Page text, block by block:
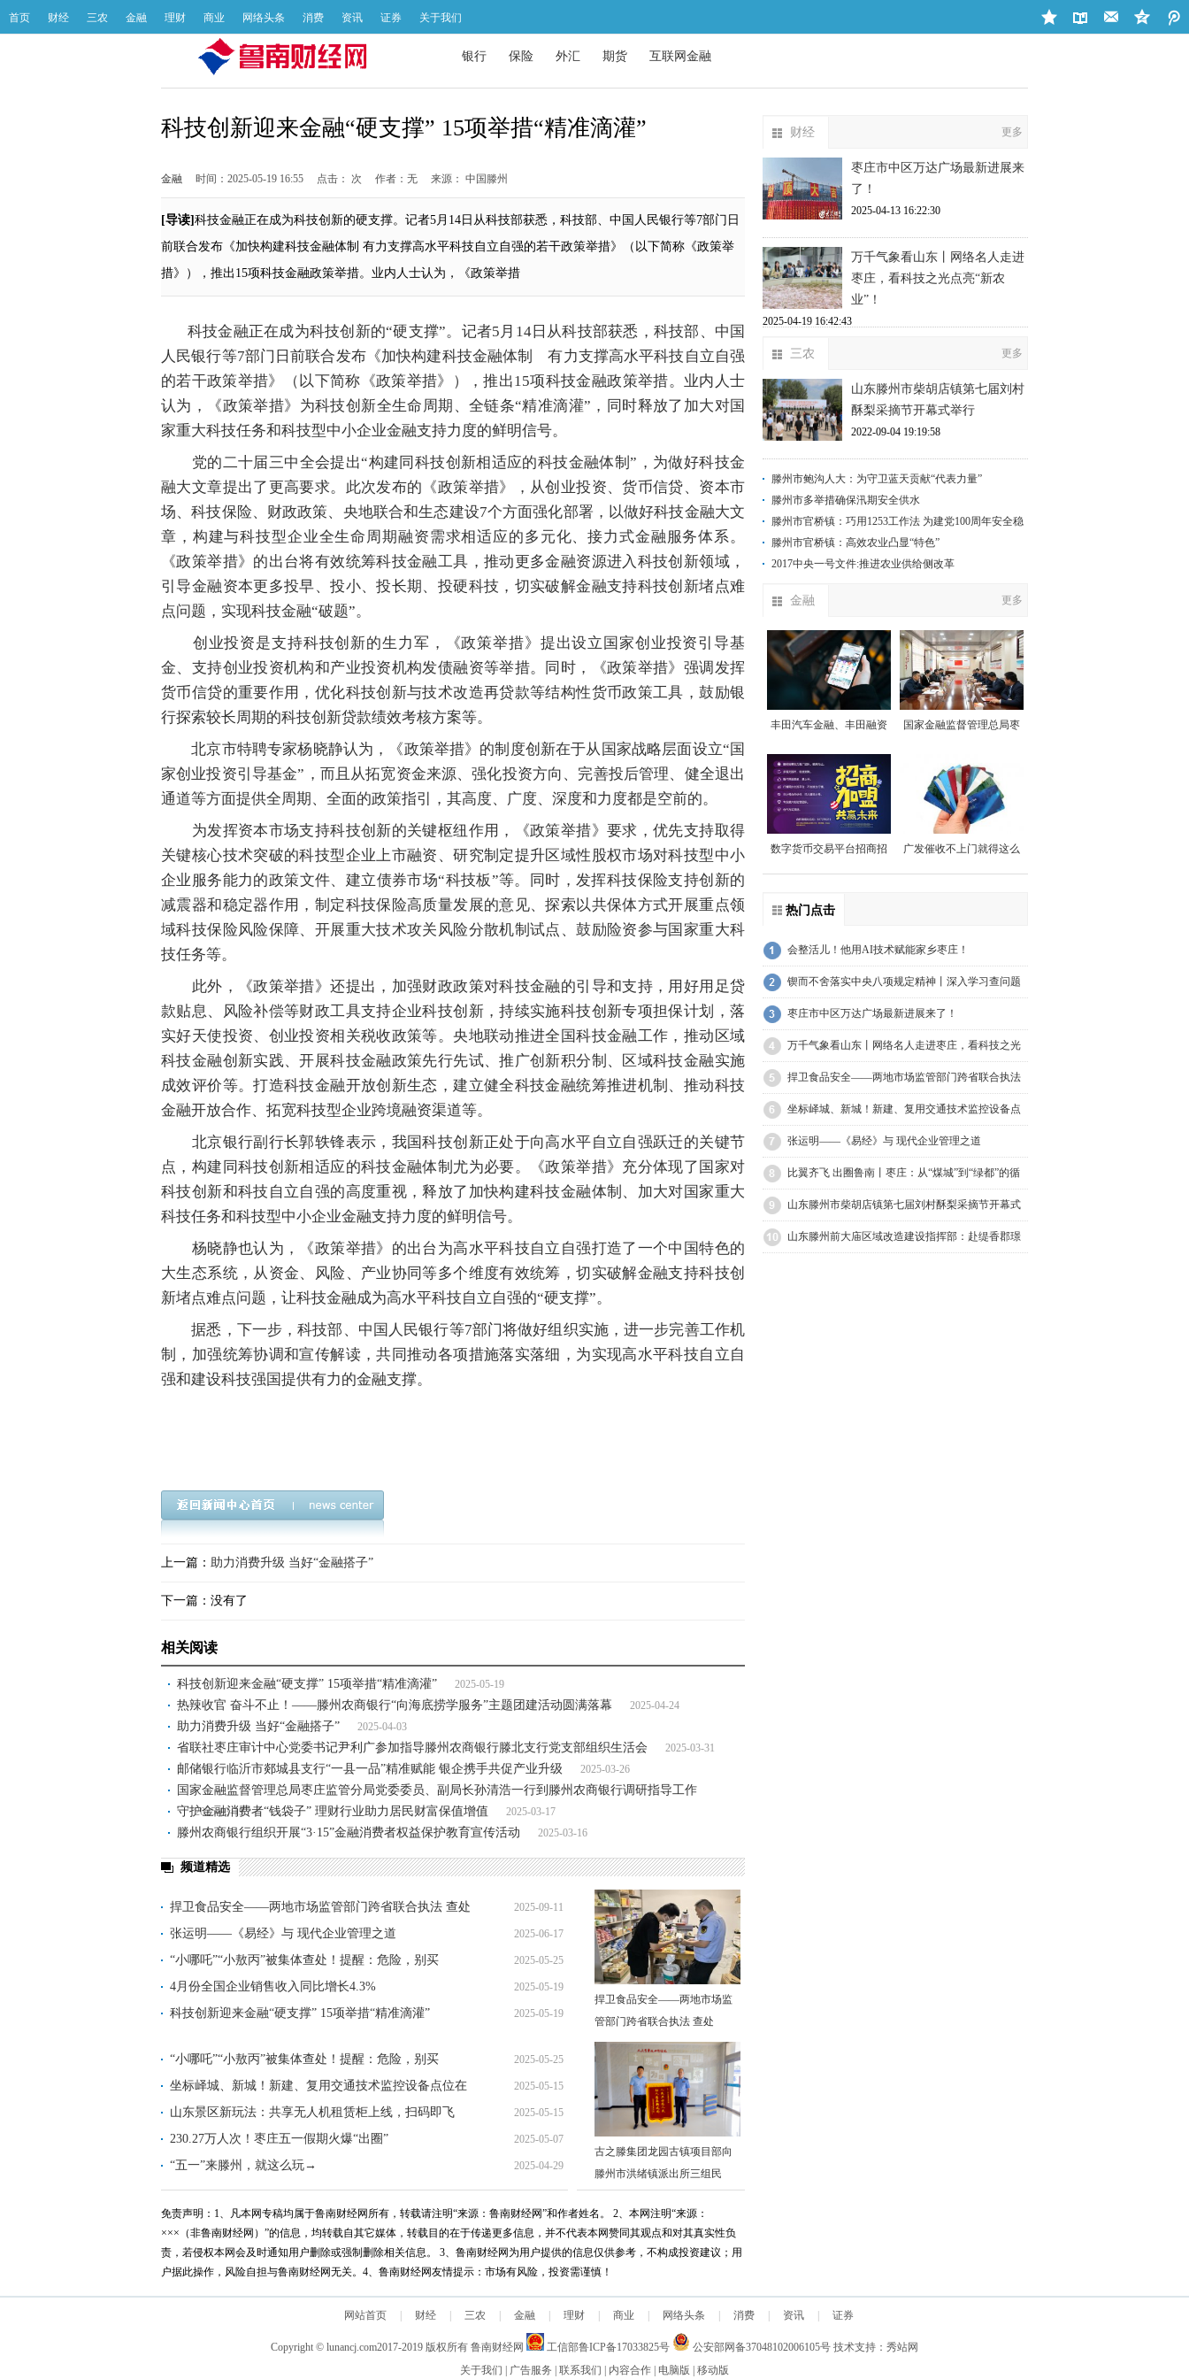
首页 财经 三农 金融 理财 商业 网络头条 消费 资讯 证券 关于我们
银行 保险 外汇 期货 互联网金融
科技创新迎来金融“硬支撑” 15项举措“精准滴灌”
金融 时间：2025-05-19 16:55 点击： 次 作者：无 来源： 中国滕州
[导读] 科技金融正在成为科技创新的硬支撑。记者5月14日从科技部获悉，科技部、中国人民银行等7部门日
前联合发布《加快构建科技金融体制 有力支撑高水平科技自立自强的若干政策举措》（以下简称《政策举
措》），推出15项科技金融政策举措。业内人士认为，《政策举措
科技金融正在成为科技创新的“硬支撑”。记者5月14日从科技部获悉，科技部、中国
人民银行等7部门日前联合发布《加快构建科技金融体制 有力支撑高水平科技自立自强
的若干政策举措》（以下简称《政策举措》），推出15项科技金融政策举措。业内人士
认为，《政策举措》为科技创新全生命周期、全链条“精准滴灌”，同时释放了加大对国
家重大科技任务和科技型中小企业金融支持力度的鲜明信号。
党的二十届三中全会提出“构建同科技创新相适应的科技金融体制”，为做好科技金
融大文章提出了更高要求。此次发布的《政策举措》，从创业投资、货币信贷、资本市
场、科技保险、财政政策、央地联合和生态建设7个方面强化部署，以做好科技金融大文
章，构建与科技型企业全生命周期融资需求相适应的多元化、接力式金融服务体系。
《政策举措》的出台将有效统筹科技金融工具，推动更多金融资源进入科技创新领域，
引导金融资本更多投早、投小、投长期、投硬科技，切实破解金融支持科技创新堵点难
点问题，实现科技金融“破题”。
创业投资是支持科技创新的生力军，《政策举措》提出设立国家创业投资引导基
金、支持创业投资机构和产业投资机构发债融资等举措。同时，《政策举措》强调发挥
货币信贷的重要作用，优化科技创新与技术改造再贷款等结构性货币政策工具，鼓励银
行探索较长周期的科技创新贷款绩效考核方案等。
北京市特聘专家杨晓静认为，《政策举措》的制度创新在于从国家战略层面设立“国
家创业投资引导基金”，而且从拓宽资金来源、强化投资方向、完善投后管理、健全退出
通道等方面提供全周期、全面的政策指引，其高度、广度、深度和力度都是空前的。
为发挥资本市场支持科技创新的关键枢纽作用，《政策举措》要求，优先支持取得
关键核心技术突破的科技型企业上市融资、研究制定提升区域性股权市场对科技型中小
企业服务能力的政策文件、建立债券市场“科技板”等。同时，发挥科技保险支持创新的
减震器和稳定器作用，制定科技保险高质量发展的意见、探索以共保体方式开展重点领
域科技保险风险保障、开展重大技术攻关风险分散机制试点、鼓励险资参与国家重大科
技任务等。
此外，《政策举措》还提出，加强财政政策对科技金融的引导和支持，用好用足贷
款贴息、风险补偿等财政工具支持企业科技创新，持续实施科技创新专项担保计划，落
实好天使投资、创业投资相关税收政策等。央地联动推进全国科技金融工作，推动区域
科技金融创新实践、开展科技金融政策先行先试、推广创新积分制、区域科技金融实施
成效评价等。打造科技金融开放创新生态，建立健全科技金融统筹推进机制、推动科技
金融开放合作、拓宽科技型企业跨境融资渠道等。
北京银行副行长郭轶锋表示，我国科技创新正处于向高水平自立自强跃迁的关键节
点，构建同科技创新相适应的科技金融体制尤为必要。《政策举措》充分体现了国家对
科技创新和科技自立自强的高度重视，释放了加快构建科技金融体制、加大对国家重大
科技任务和科技型中小企业金融支持力度的鲜明信号。
杨晓静也认为，《政策举措》的出台为高水平科技自立自强打造了一个中国特色的
大生态系统，从资金、风险、产业协同等多个维度有效统筹，切实破解金融支持科技创
新堵点难点问题，让科技金融成为高水平科技自立自强的“硬支撑”。
据悉，下一步，科技部、中国人民银行等7部门将做好组织实施，进一步完善工作机
制，加强统筹协调和宣传解读，共同推动各项措施落实落细，为实现高水平科技自立自
强和建设科技强国提供有力的金融支撑。
上一篇： 助力消费升级 当好“金融搭子”
下一篇：没有了
相关阅读
科技创新迎来金融“硬支撑” 15项举措“精准滴灌” 2025-05-19
热辣收官 奋斗不止！——滕州农商银行“向海底捞学服务”主题团建活动圆满落幕 2025-04-24
助力消费升级 当好“金融搭子” 2025-04-03
省联社枣庄审计中心党委书记尹利广参加指导滕州农商银行滕北支行党支部组织生活会 2025-03-31
邮储银行临沂市郯城县支行“一县一品”精准赋能 银企携手共促产业升级 2025-03-26
国家金融监督管理总局枣庄监管分局党委委员、副局长孙清浩一行到滕州农商银行调研指导工作
2025-03-19
守护金融消费者“钱袋子” 理财行业助力居民财富保值增值 2025-03-17
滕州农商银行组织开展“3·15”金融消费者权益保护教育宣传活动 2025-03-16
频道精选
捍卫食品安全——两地市场监管部门跨省联合执法 查处 2025-09-11
17:53:29
张运明——《易经》与 现代企业管理之道 2025-06-17
17:57:01
“小哪吒”“小敖丙”被集体查处！提醒：危险，别买 2025-05-25
16:22:49
4月份全国企业销售收入同比增长4.3% 2025-05-19
17:02:57
科技创新迎来金融“硬支撑” 15项举措“精准滴灌” 2025-05-19
“小哪吒”“小敖丙”被集体查处！提醒：危险，别买 2025-05-25
16:22:49
坐标峄城、新城！新建、复用交通技术监控设备点位在
这
2025-05-15
17:04:09
山东景区新玩法：共享无人机租赁柜上线，扫码即飞 2025-05-15
16:53:14
230.27万人次！枣庄五一假期火爆“出圈” 2025-05-07
15:29:17
“五一”来滕州，就这么玩→ 2025-04-29
11:37:55
捍卫食品安全——两地市场监
管部门跨省联合执法 查处
古之滕集团龙园古镇项目部向
滕州市洪绪镇派出所三组民
免责声明：1、凡本网专稿均属于鲁南财经网所有，转载请注明“来源：鲁南财经网”和作者姓名。 2、本网注明“来源：
×××（非鲁南财经网）”的信息，均转载自其它媒体，转载目的在于传递更多信息，并不代表本网赞同其观点和对其真实性负
责，若侵权本网会及时通知用户删除或强制删除相关信息。 3、鲁南财经网为用户提供的信息仅供参考，不构成投资建议；用
户据此操作，风险自担与鲁南财经网无关。4、鲁南财经网友情提示：市场有风险，投资需谨慎！
财经 更多
枣庄市中区万达广场最新进展来
了！
2025-04-13 16:22:30
万千气象看山东丨网络名人走进
枣庄，看科技之光点亮“新农
业”！
2025-04-19 16:42:43
三农 更多
山东滕州市柴胡店镇第七届刘村
酥梨采摘节开幕式举行
2022-09-04 19:19:58
滕州市鲍沟人大：为守卫蓝天贡献“代表力量”
滕州市多举措确保汛期安全供水
滕州市官桥镇：巧用1253工作法 为建党100周年安全稳
定“保驾护航”
滕州市官桥镇：高效农业凸显“特色”
2017中央一号文件:推进农业供给侧改革
金融 更多
丰田汽车金融、丰田融资
租赁心系用户始终如一
国家金融监督管理总局枣
局长孙清浩一行到滕州农
商银行调研指导工作
数字货币交易平台招商招 广发催收不上门就得这么
热门点击
会整活儿！他用AI技术赋能家乡枣庄！
锲而不舍落实中央八项规定精神丨深入学习查问题
狠抓整改求实效——广东、海南、
枣庄市中区万达广场最新进展来了！
万千气象看山东丨网络名人走进枣庄，看科技之光
点亮“新农业”！
捍卫食品安全——两地市场监管部门跨省联合执法
查处疑似产品造假窝点
坐标峄城、新城！新建、复用交通技术监控设备点
位在这里→
张运明——《易经》与 现代企业管理之道
比翼齐飞 出圈鲁南丨枣庄：从“煤城”到“绿都”的循
环经济突围
山东滕州市柴胡店镇第七届刘村酥梨采摘节开幕式
举行
山东滕州前大庙区域改造建设指挥部：赴缇香郡璟
网站首页 财经 三农 金融 理财 商业 网络头条 消费 资讯 证券
Copyright © lunancj.com2017-2019 版权所有 鲁南财经网 工信部鲁ICP备17033825号 公安部网备37048102006105号 技术支持： 秀站网
关于我们
广告服务 联系我们 内容合作 电脑版 移动版